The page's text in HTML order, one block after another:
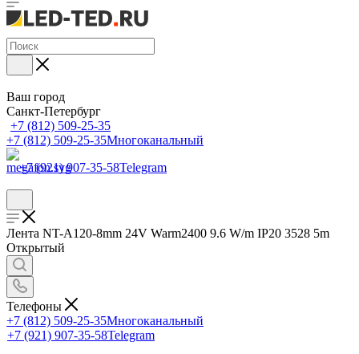
Ваш город
Санкт-Петербург
+7 (812) 509-25-35
+7 (812) 509-25-35Многоканальный
+7 (921) 907-35-58Telegram
Лента NT-A120-8mm 24V Warm2400 9.6 W/m IP20 3528 5m
Открытый
Телефоны
+7 (812) 509-25-35Многоканальный
+7 (921) 907-35-58Telegram